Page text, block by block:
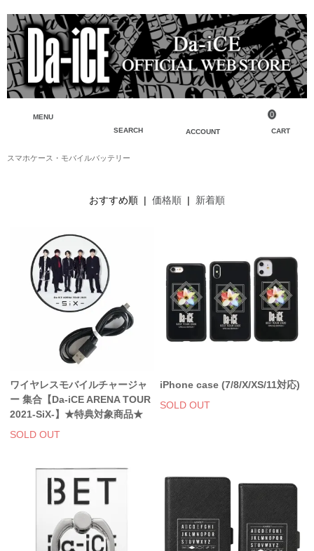
MENU
SEARCH
ACCOUNT CART
0
ペンライト・ブレスレットライト
パーカー・スウェット・ブルゾン
バッグ・ポーチ
キーホルダー・チャーム
アクリルスタンド・アクセサリー・帽子
缶バッジ・ステッカー
生活雑貨・菓子・ゲーム
工藤大輝グッズ
大野雄大グッズ
花村想太｜Natural Lag(ナチュラルラグ)グッズ
和田颯｜Wagic Hour Worksグッズ
マイアカウント
スマホケース・モバイルバッテリー
おすすめ順 | 価格順 | 新着順
ワイヤレスモバイルチャージャ
ー 集合【Da-iCE ARENA TOUR
2021-SiX-】★特典対象商品★
SOLD OUT
iPhone case (7/8/X/XS/11対応)
SOLD OUT